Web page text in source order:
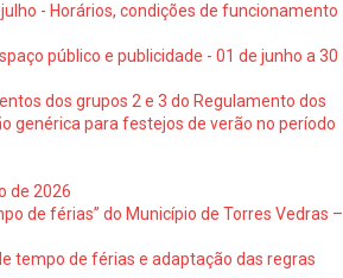
- Horários, condições de funcionamento
público e publicidade - 01 de junho a 30
dos grupos 2 e 3 do Regulamento dos
genérica para festejos de verão no período
de 2026
de férias” do Município de Torres Vedras –
tempo de férias e adaptação das regras